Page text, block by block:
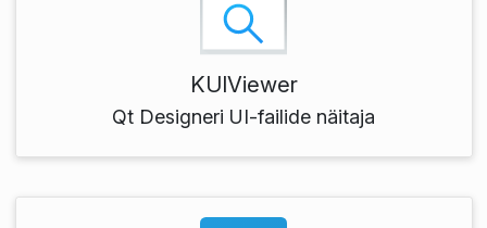
KUIViewer
Qt Designeri UI-failide näitaja